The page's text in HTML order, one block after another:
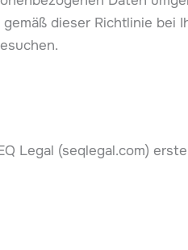
dieser Richtlinie
Legal (seqlegal.com)